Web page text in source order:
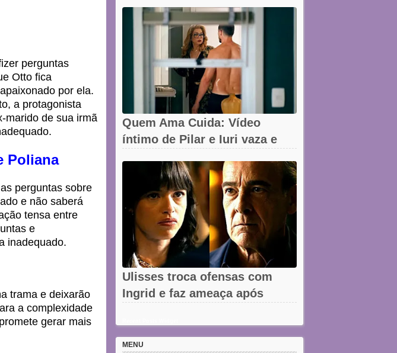
perguntas
Otto fica
por ela.
a protagonista
marido de sua irmã
Poliana
perguntas sobre
e não saberá
tensa entre
e
inadequado.
trama e deixarão
a complexidade
gerar mais
Quem Ama Cuida: Vídeo
íntimo de Pilar e Iuri vaza e
Ulisses troca ofensas com
Ingrid e faz ameaça após
MENU